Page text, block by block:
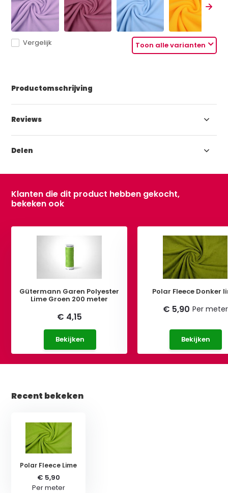
Toon alle varianten
Vergelijk
Productomschrijving
Reviews
Delen
Klanten die dit product hebben gekocht,
bekeken ook
Gütermann Garen Polyester
Lime Groen 200 meter
€ 4,15
Bekijken
Polar Fleece Donker
€ 5,90 Per meter
Bekijken
Recent bekeken
Polar Fleece Lime
€ 5,90
Per meter